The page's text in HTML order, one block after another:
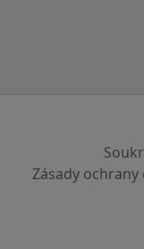
Zásady